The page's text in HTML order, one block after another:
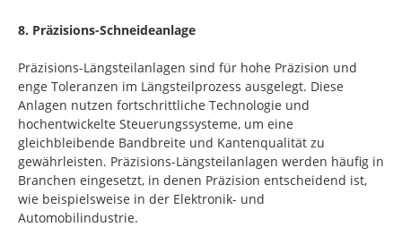
8. Präzisions-Schneideanlage
Präzisions-Längsteilanlagen sind für hohe Präzision und
enge Toleranzen im Längsteilprozess ausgelegt. Diese
Anlagen nutzen fortschrittliche Technologie und
hochentwickelte Steuerungssysteme, um eine
gleichbleibende Bandbreite und Kantenqualität zu
gewährleisten. Präzisions-Längsteilanlagen werden häufig in
Branchen eingesetzt, in denen Präzision entscheidend ist,
wie beispielsweise in der Elektronik- und
Automobilindustrie.